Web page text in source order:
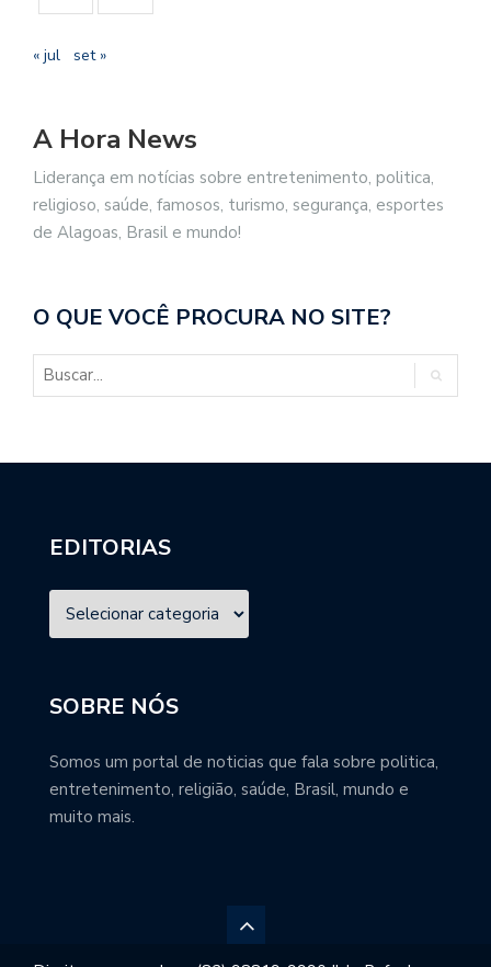
« jul set »
A Hora News
Liderança em notícias sobre entretenimento, politica,
religioso, saúde, famosos, turismo, segurança, esportes
de Alagoas, Brasil e mundo!
O QUE VOCÊ PROCURA NO SITE?
EDITORIAS
SOBRE NÓS
Somos um portal de noticias que fala sobre politica,
entretenimento, religião, saúde, Brasil, mundo e
muito mais.